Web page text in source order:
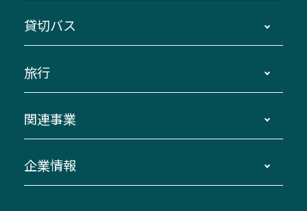
路線バスのご利用方法
三重交通接近情報バスロケーションシステム
ダイヤ改正情報
迂回・休止について
臨時バスについて
伊勢二見鳥羽周遊バスCANばす
「みえブルーライン」（三重大学病院直通バ
南紀・VISON～横浜・東京・埼玉
伊賀～名古屋
南紀～VISON～名古屋
湯の山温泉～名古屋
桑名・長島温泉・金城ふ頭駅～中部国際空港
（休止中）
貸切バス
貸切バスのご利用について
お問い合わせ
旅行
貸切バス団体旅行
美し国周遊ばす
関連事業
自家用自動車車両運行管理
企業情報